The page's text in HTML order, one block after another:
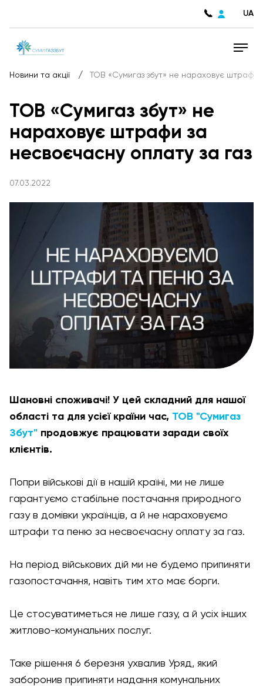
UA
Новини та акції / ТОВ «Сумигаз збут» не нараховує штрафи
ТОВ «Сумигаз збут» не
нараховує штрафи за
несвоєчасну оплату за газ
07.03.2022
Шановні споживачі! У цей складний для нашої
області та для усієї країни час, ТОВ "Сумигаз
Збут" продовжує працювати заради своїх
клієнтів.
Попри військові дії в нашій країні, ми не лише
гарантуємо стабільне постачання природного
газу в домівки українців, а й не нараховуємо
штрафи та пеню за несвоєчасну оплату за газ.
На період військових дій ми не будемо припиняти
газопостачання, навіть тим хто має борги.
Це стосуватиметься не лише газу, а й усіх інших
житлово-комунальних послуг.
Таке рішення 6 березня ухвалив Уряд, який
заборонив припиняти надання комунальних